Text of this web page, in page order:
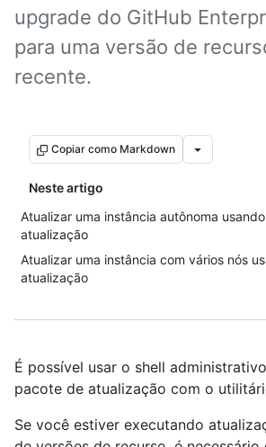
upgrade do GitHub
para uma versão de
recente.
Copiar como Markdown
Neste artigo
Atualizar uma instância autônoma
atualização
Atualizar uma instância com vários nós
atualização
É possível usar o shell
pacote de atualização com o
Se você estiver executando